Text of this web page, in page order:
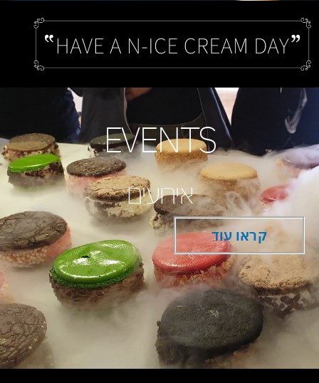
EVENTS
אירועים
קראו עוד